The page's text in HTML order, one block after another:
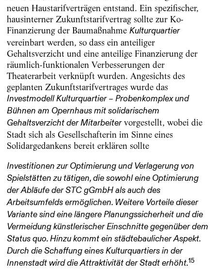
neuen Haustarifverträgen entstand. Ein spezifischer,
hausinterner Zukunftstarifvertrag sollte zur Ko-
Finanzierung der Baumaßnahme Kulturquartier
vereinbart werden, so dass ein anteiliger
Gehaltsverzicht und eine anteilige Finanzierung der
räumlich-funktionalen Verbesserungen der
Theaterarbeit verknüpft wurden. Angesichts des
geplanten Zukunftstarifvertrages wurde das
Investmodell Kulturquartier – Probenkomplex und
Bühnen am Opernhaus mit solidarischem
Gehaltsverzicht der Mitarbeitervorgestellt, wobei die
Stadt sich als Gesellschafterin im Sinne eines
Solidargedankens bereit erklären sollte
Investitionen zur Optimierung und Verlagerung von
Spielstätten zu tätigen, die sowohl eine Optimierung
der Abläufe der STC gGmbH als auch des
Arbeitsumfelds ermöglichen. Weitere Vorteile dieser
Variante sind eine längere Planungssicherheit und die
Vermeidung künstlerischer Einschnitte gegenüber dem
Status quo. Hinzu kommt ein städtebaulicher Aspekt.
Durch die Schaffung eines Kulturquartiers in der
Innenstadt wird die Attraktivität der Stadt erhöht.15